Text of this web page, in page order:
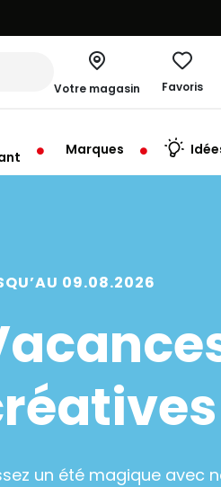
Votre magasin Favoris
Marques
09.08.2026
un été magique avec